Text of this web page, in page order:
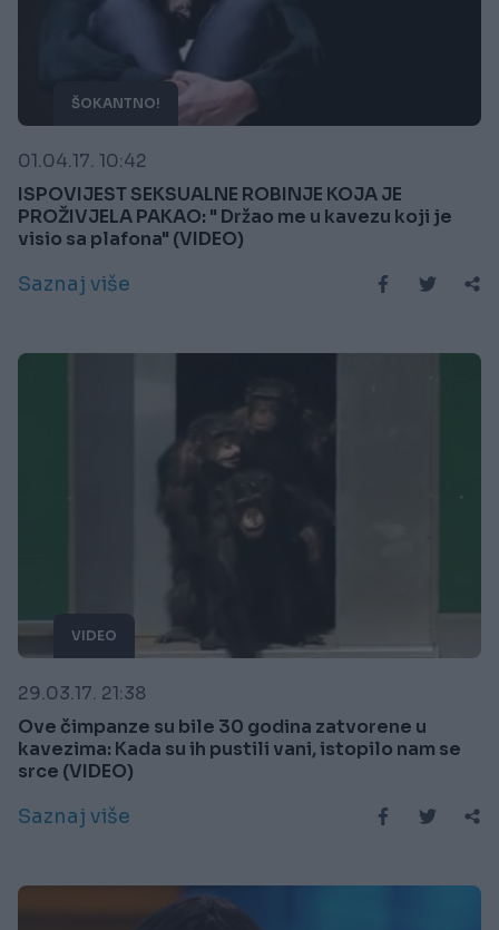
ŠOKANTNO!
01.04.17. 10:42
ISPOVIJEST SEKSUALNE ROBINJE KOJA JE
PROŽIVJELA PAKAO: " Držao me u kavezu koji je
visio sa plafona" (VIDEO)
Saznaj više
VIDEO
29.03.17. 21:38
Ove čimpanze su bile 30 godina zatvorene u
kavezima: Kada su ih pustili vani, istopilo nam se
srce (VIDEO)
Saznaj više